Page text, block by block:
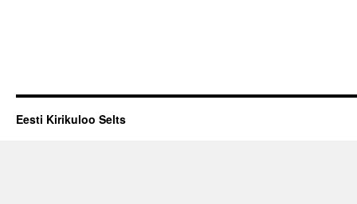
Eesti Kirikuloo Selts